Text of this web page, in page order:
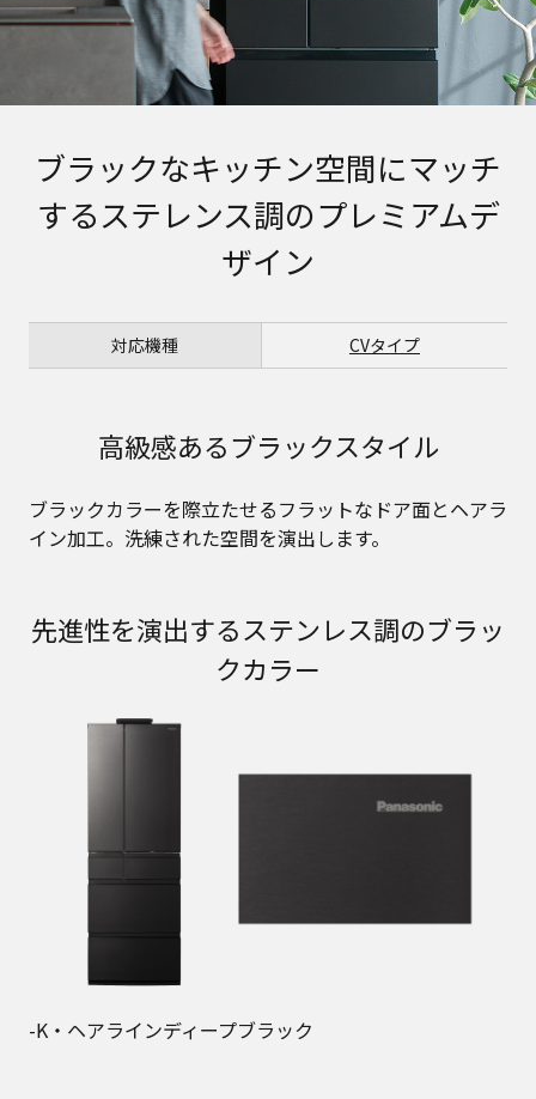
ブラックなキッチン空間にマッチ
するステレンス調のプレミアムデ
ザイン
対応機種 CVタイプ
高級感あるブラックスタイル
ブラックカラーを際立たせるフラットなドア面とヘアラ
イン加工。洗練された空間を演出します。
先進性を演出するステンレス調のブラッ
クカラー
-K・ヘアラインディープブラック